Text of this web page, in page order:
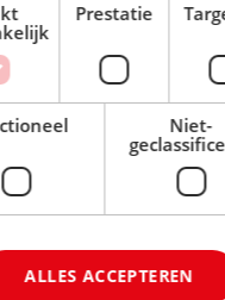
Baan 33-36 uur
plekjes ter wereld
én singles de
vakanties van hun
de commerciële
Prestatie
Niet-
ALLES ACCEPTEREN